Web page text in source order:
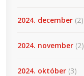
2024. december (2)
2024. november (2)
2024. október (3)